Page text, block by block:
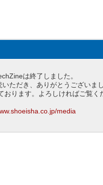
は終了しました。
ただき、ありがとうございまし
ります。よろしければご覧く
media